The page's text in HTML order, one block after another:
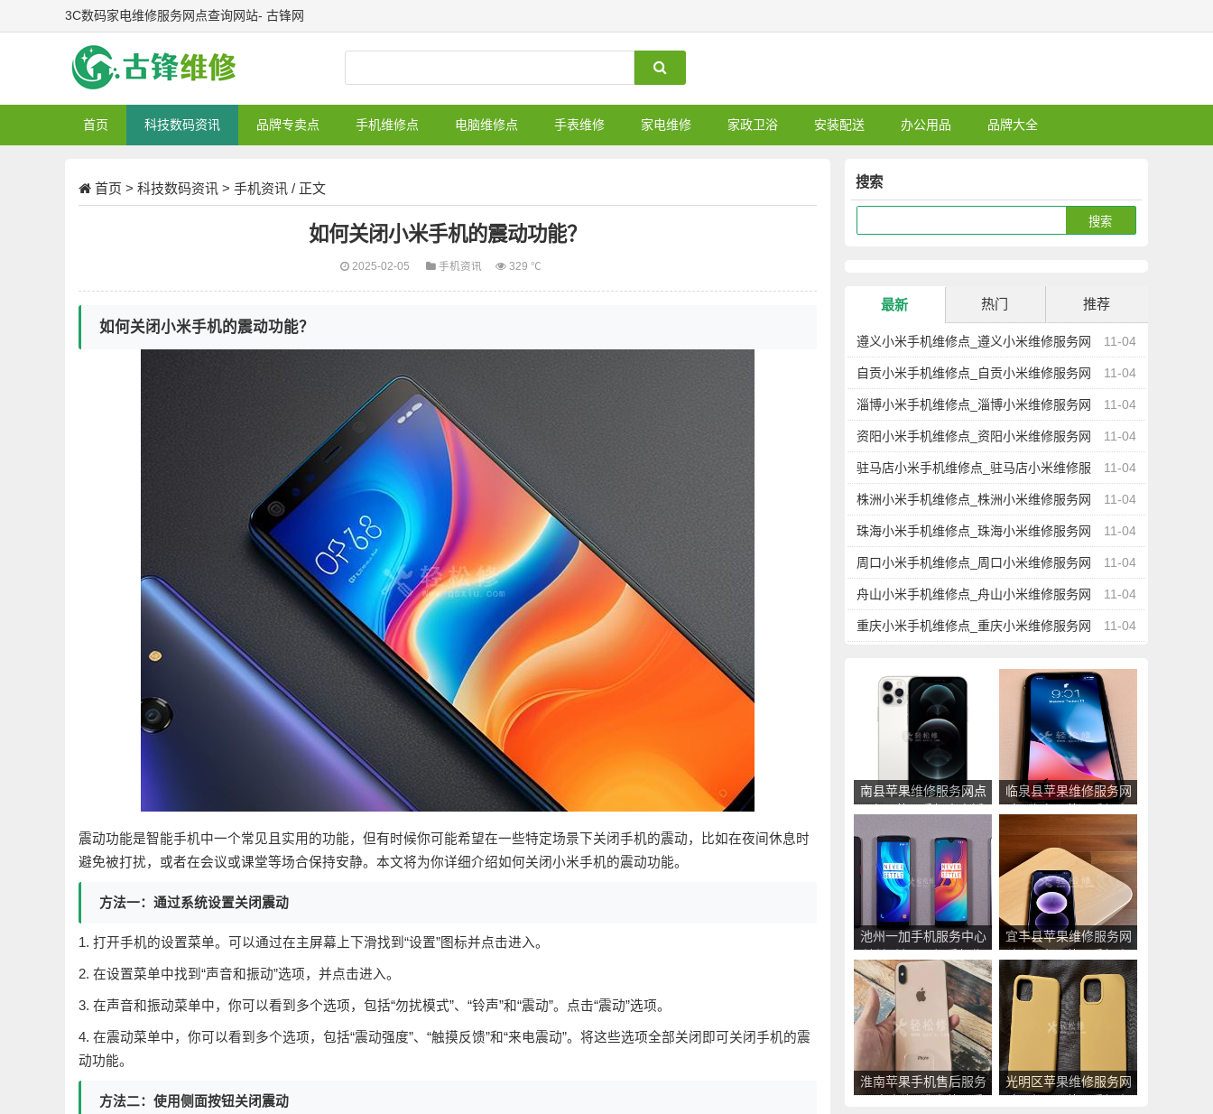
3C数码家电维修服务网点查询网站- 古锋网
首页 科技数码资讯 品牌专卖点 手机维修点 电脑维修点 手表维修 家电维修 家政卫浴 安装配送 办公用品 品牌大全
首页 > 科技数码资讯 > 手机资讯 / 正文
如何关闭小米手机的震动功能？
2025-02-05 手机资讯 329 ℃
如何关闭小米手机的震动功能？
震动功能是智能手机中一个常见且实用的功能，但有时候你可能希望在一些特定场景下关闭手机的震动，比如在夜间休息时
避免被打扰，或者在会议或课堂等场合保持安静。本文将为你详细介绍如何关闭小米手机的震动功能。
方法一：通过系统设置关闭震动
1. 打开手机的设置菜单。可以通过在主屏幕上下滑找到“设置”图标并点击进入。
2. 在设置菜单中找到“声音和振动”选项，并点击进入。
3. 在声音和振动菜单中，你可以看到多个选项，包括“勿扰模式”、“铃声”和“震动”。点击“震动”选项。
4. 在震动菜单中，你可以看到多个选项，包括“震动强度”、“触摸反馈”和“来电震动”。将这些选项全部关闭即可关闭手机的震
动功能。
方法二：使用侧面按钮关闭震动
搜索
最新 热门 推荐
11-04
遵义小米手机维修点_遵义小米维修服务网
点地址查询 11-04
自贡小米手机维修点_自贡小米维修服务网
点地址查询 11-04
淄博小米手机维修点_淄博小米维修服务网
点地址查询 11-04
资阳小米手机维修点_资阳小米维修服务网
点地址查询 11-04
驻马店小米手机维修点_驻马店小米维修服
务网点地址查询 11-04
株洲小米手机维修点_株洲小米维修服务网
点地址查询 11-04
珠海小米手机维修点_珠海小米维修服务网
点地址查询 11-04
周口小米手机维修点_周口小米维修服务网
点地址查询 11-04
舟山小米手机维修点_舟山小米维修服务网
点地址查询 11-04
重庆小米手机维修点_重庆小米维修服务网
南县苹果维修服务网点
_南县苹果手机官方授
临泉县苹果维修服务网
点_临泉县苹果手机官
方授权售后维修中心地
址电话
池州一加手机服务中心
地址_池州一加手机售
后维修点查询
宜丰县苹果维修服务网
点_宜丰县苹果手机官
方授权售后维修中心地
址电话
淮南苹果手机售后服务
网点查询_淮南苹果手
光明区苹果维修服务网
点_光明区苹果手机官